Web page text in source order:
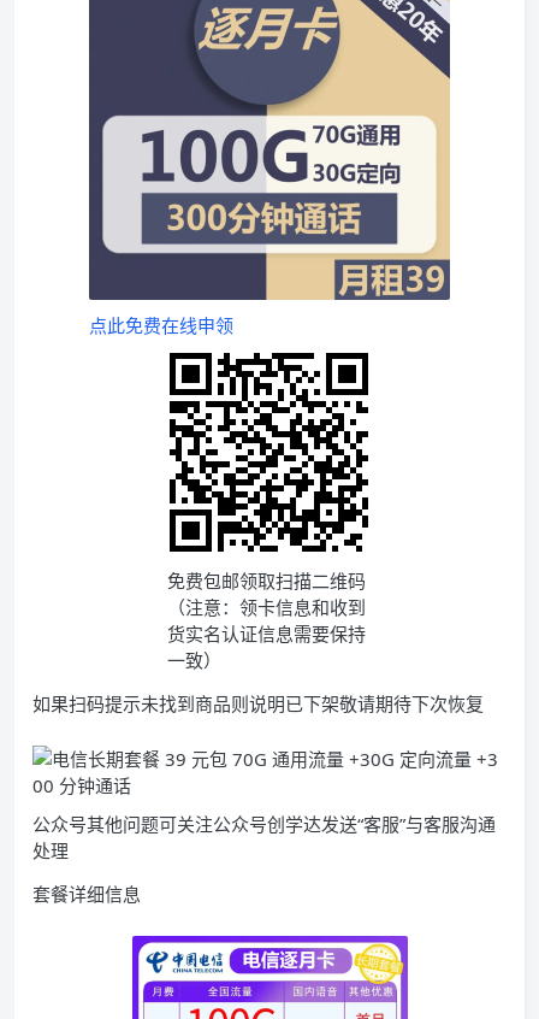
点此免费在线申领
免费包邮领取扫描二维码
（注意：领卡信息和收到
货实名认证信息需要保持
一致）
如果扫码提示未找到商品则说明已下架敬请期待下次恢复
公众号其他问题可关注公众号创学达发送“客服”与客服沟通
处理
套餐详细信息